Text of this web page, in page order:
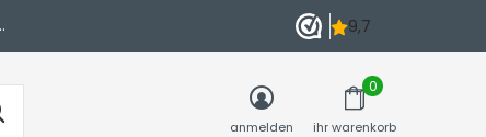
anmelden ihr warenkorb
0